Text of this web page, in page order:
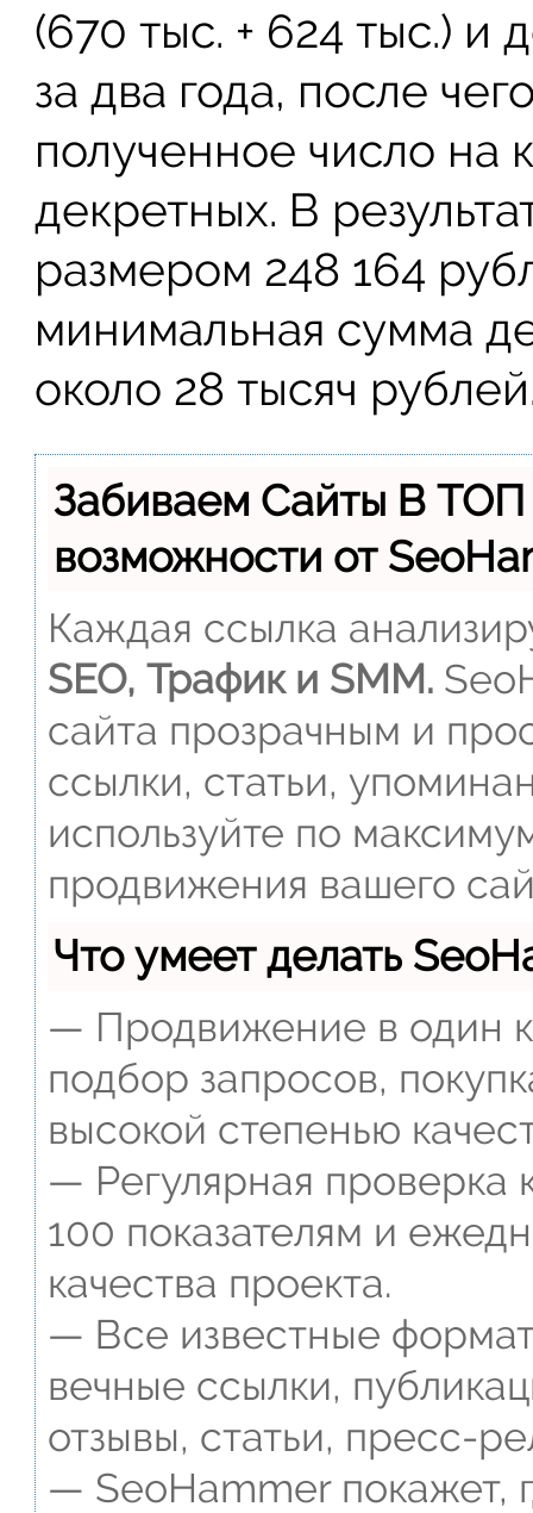
(670 тыс. + 624 тыс.) и
за два года, после
полученное число на
декретных. В
размером 248 164
минимальная сумма
около 28 тысяч
Забиваем Сайты В
возможности от
Каждая ссылка
SEO, Трафик и SMM.
сайта прозрачным и
ссылки, статьи,
используйте по
продвижения вашего
Что умеет делать
— Продвижение в один
подбор запросов,
высокой степенью
— Регулярная проверка
100 показателям и
качества проекта.
— Все известные
вечные ссылки,
отзывы, статьи, пресс-
— SeoHammer покажет,